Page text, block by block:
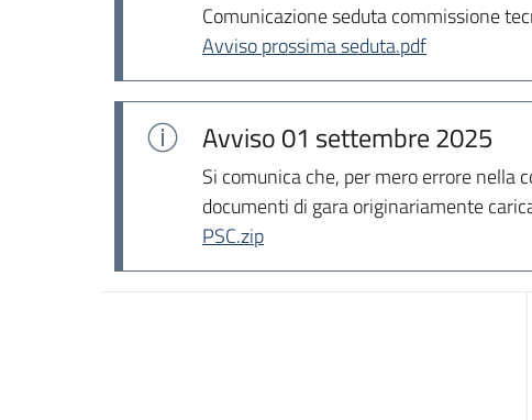
Comunicazione seduta commissione
Avviso prossima seduta.pdf
Avviso01 settembre 2025
Si comunica che, per mero errore nella
documenti di gara originariamente
PSC.zip